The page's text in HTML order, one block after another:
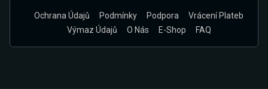
Ochrana Údajů Podmínky Podpora
Vrácení Plateb
Výmaz Údajů
O Nás E-Shop FAQ